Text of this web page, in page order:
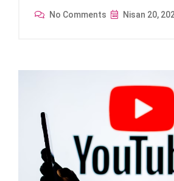
No Comments Nisan 20,